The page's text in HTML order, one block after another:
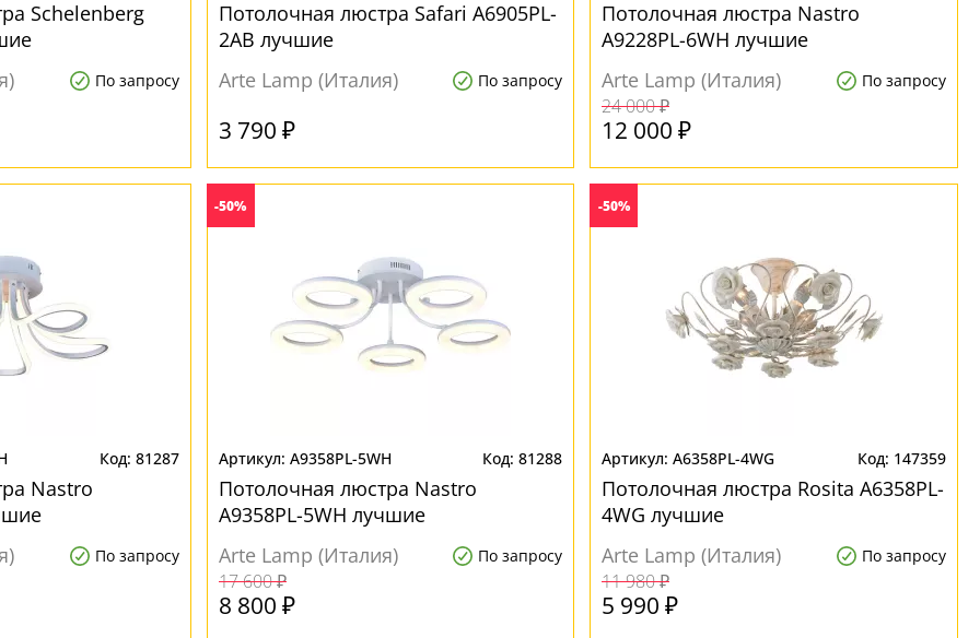
Schelenberg
По запросу
Потолочная люстра Safari A6905PL-
2AB лучшие
Arte Lamp (Италия)
По запросу
3 790 ₽
Потолочная люстра Nastro
A9228PL-6WH лучшие
Arte Lamp (Италия)
По запросу
24 000 ₽
12 000 ₽
81287
Nastro
По запросу
-50%
A9358PL-5WH 81288
Потолочная люстра Nastro
A9358PL-5WH лучшие
Arte Lamp (Италия)
По запросу
17 600 ₽
8 800 ₽
-50%
A6358PL-4WG 147359
Потолочная люстра Rosita A6358PL-
4WG лучшие
Arte Lamp (Италия)
По запросу
11 980 ₽
5 990 ₽